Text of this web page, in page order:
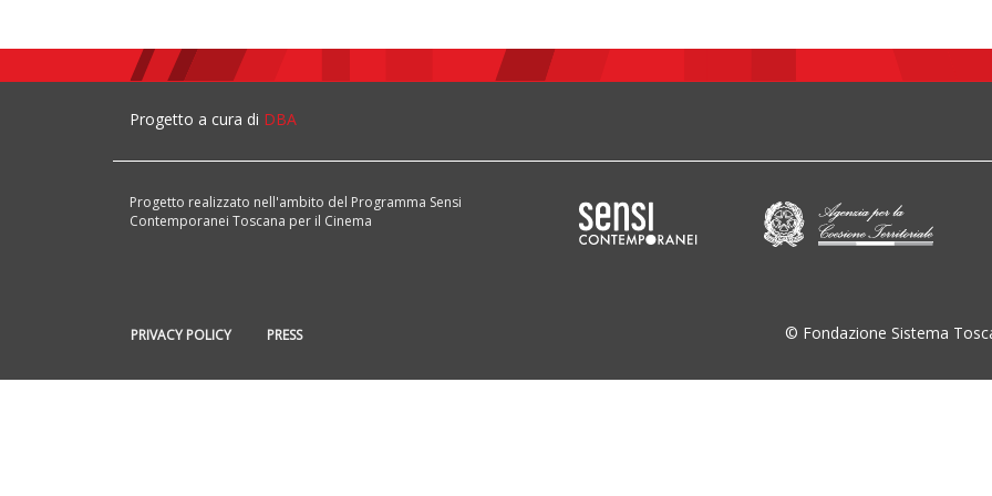
Progetto a cura di DBA
Progetto realizzato nell'ambito del Programma Sensi
Contemporanei Toscana per il Cinema
PRIVACY POLICY PRESS © Fondazione Sistema